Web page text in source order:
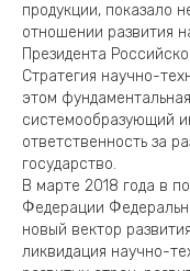
продукции, показало
отношении развития
Президента
Стратегия научно-
этом
системообразующий
ответственность за
государство.
В марте 2018 года в
Федерации
новый вектор
ликвидация научно-